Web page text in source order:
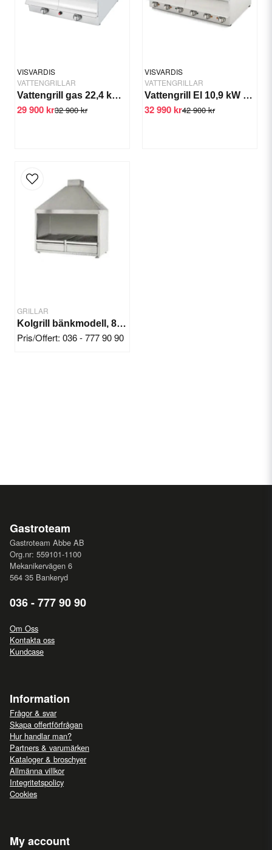
VISVARDIS
VATTENGRILLAR
Vattengrill gas 22,4 kW Visvardis G270CAT
32 900 kr
29 900 kr
VISVARDIS
VATTENGRILLAR
Vattengrill El 10,9 kW GED 870 CAT
42 900 kr
32 990 kr
GRILLAR
Kolgrill bänkmodell, 800x500x800 mm
Pris/Offert: 036 - 777 90 90
Yes, you can publish my question.
Gastroteam
Gastroteam Abbe AB
Org.nr: 559101-1100
Mekanikervägen 6
564 35 Bankeryd
036 - 777 90 90
Om Oss
Kontakta oss
Kundcase
Information
Frågor & svar
Skapa offertförfrågan
Hur handlar man?
Partners & varumärken
Kataloger & broschyer
Allmänna villkor
Integritetspolicy
Cookies
My account